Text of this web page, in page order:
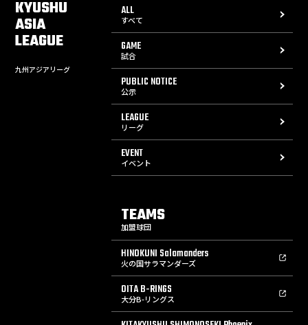
KYUSHU
ASIA
LEAGUE
九州アジアリーグ
ALL
すべて
GAME
試合
PUBLIC NOTICE
公示
LEAGUE
リーグ
EVENT
イベント
TEAMS
加盟球団
HINOKUNI Salamanders
火の国サラマンダーズ
OITA B-RINGS
大分B-リングス